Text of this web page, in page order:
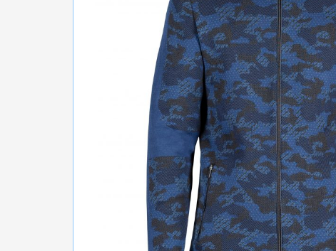
БІГ, ФІТНЕС, М'ЯЧІ
ВЕЛОСИПЕДИ
САМОКАТИ
ТЕНІС, БАДМІНТОН
ВОДНІ ВИДИ СПОРТУ